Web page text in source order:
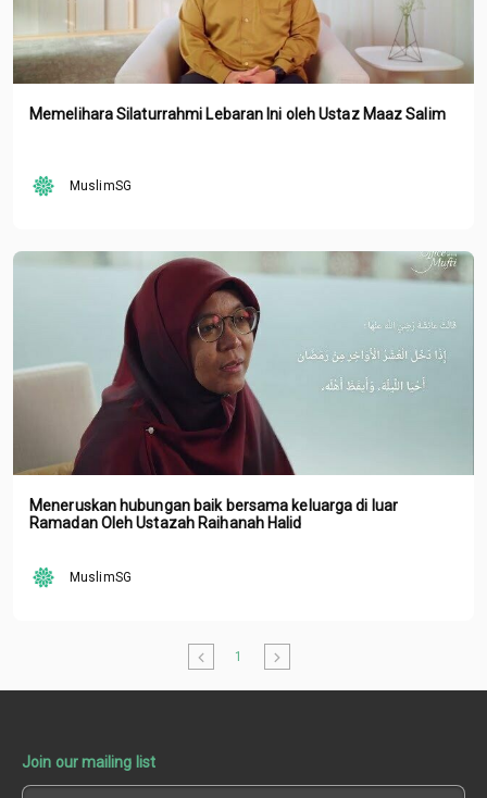
Memelihara Silaturrahmi Lebaran Ini oleh Ustaz Maaz Salim
MuslimSG
Meneruskan hubungan baik bersama keluarga di luar
Ramadan Oleh Ustazah Raihanah Halid
MuslimSG
1
Join our mailing list